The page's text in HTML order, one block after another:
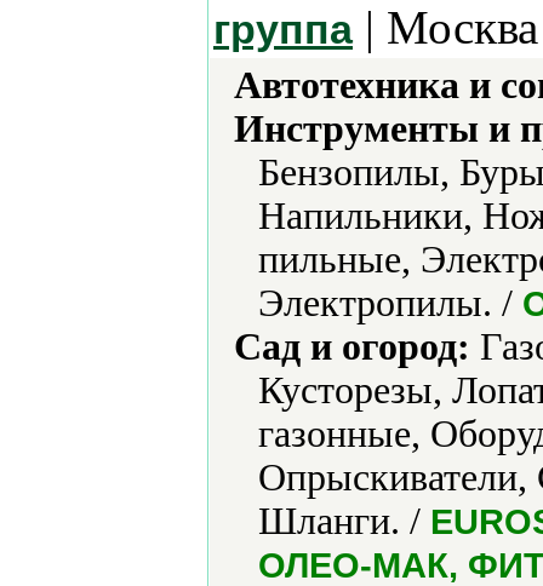
группа|
Автотехника и
Инструменты и
Бензопилы,
Напильники,
пильные,
Электропилы. /
Сад и огород:
Кусторезы,
газонные,
Шланги. /
ОЛЕО-МАК,